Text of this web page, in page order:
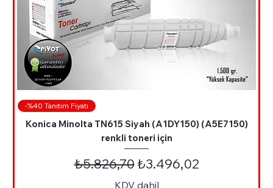
-%40 Tanıtım Fiyatı
Konica Minolta TN615 Siyah (A1DY150) (A5E7150)
renkli toneri için
Normal Fiyat
₺5.826,70İndirimli Fiyat
₺3.496,02
KDV dahil